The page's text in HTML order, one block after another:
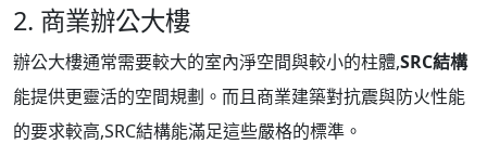
2. 商業辦公大樓
辦公大樓通常需要較大的室內淨空間與較小的柱體,SRC結構
能提供更靈活的空間規劃。而且商業建築對抗震與防火性能
的要求較高,SRC結構能滿足這些嚴格的標準。